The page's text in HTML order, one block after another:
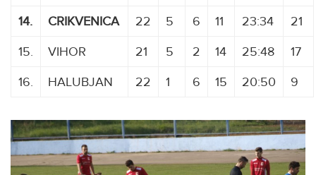
14.
CRIKVENICA 22 5 6 11 23:34
21
15.
VIHOR 21 5 2 14 25:48
17
16.
HALUBJAN 22 1 6 15 20:50 9